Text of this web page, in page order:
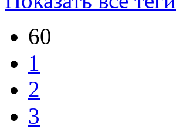
60
1
2
3